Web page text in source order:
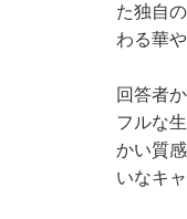
た独自
わる華
回答者
フルな
かい質
いなキ